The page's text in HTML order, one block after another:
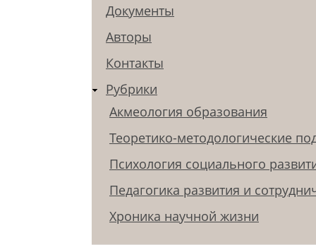
Документы
Авторы
Контакты
Рубрики
Акмеология образования
Теоретико-методологические
Психология социального
Педагогика развития и
Хроника научной жизни